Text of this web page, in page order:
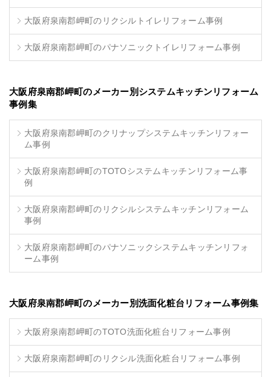
大阪府泉南郡岬町のリクシルトイレリフォーム事例
大阪府泉南郡岬町のパナソニックトイレリフォーム事例
大阪府泉南郡岬町のメーカー別システムキッチンリフォーム
事例集
大阪府泉南郡岬町のクリナップシステムキッチンリフォー
ム事例
大阪府泉南郡岬町のTOTOシステムキッチンリフォーム事
例
大阪府泉南郡岬町のリクシルシステムキッチンリフォーム
事例
大阪府泉南郡岬町のパナソニックシステムキッチンリフォ
ーム事例
大阪府泉南郡岬町のメーカー別洗面化粧台リフォーム事例集
大阪府泉南郡岬町のTOTO洗面化粧台リフォーム事例
大阪府泉南郡岬町のリクシル洗面化粧台リフォーム事例